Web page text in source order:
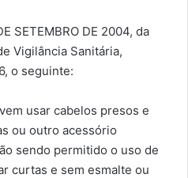
SETEMBRO DE 2004, da
Vigilância Sanitária,
o seguinte:
usar cabelos presos e
ou outro acessório
sendo permitido o uso de
curtas e sem esmalte ou